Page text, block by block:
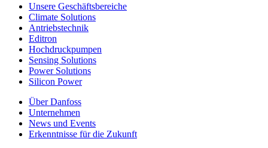
Unsere Geschäftsbereiche
Climate Solutions
Antriebstechnik
Editron
Hochdruckpumpen
Sensing Solutions
Power Solutions
Silicon Power
Über Danfoss
Unternehmen
News und Events
Erkenntnisse für die Zukunft